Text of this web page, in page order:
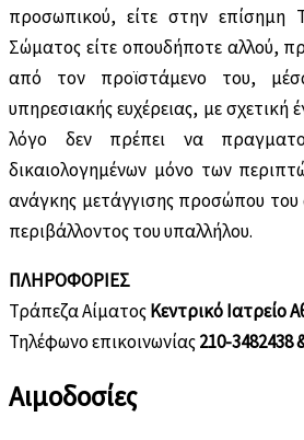
προσωπικού, είτε στην επίσημη
Σώματος είτε οπουδήποτε αλλού,
από τον προϊστάμενο του,
υπηρεσιακής ευχέρειας, με σχετική
λόγο δεν πρέπει να
δικαιολογημένων μόνο των
ανάγκης μετάγγισης προσώπου του
περιβάλλοντος του υπαλλήλου.
ΠΛΗΡΟΦΟΡΙΕΣ
Τράπεζα ΑίματοςΚεντρικό Ιατρείο
Τηλέφωνο επικοινωνίας210-3482438
Αιμοδοσίες